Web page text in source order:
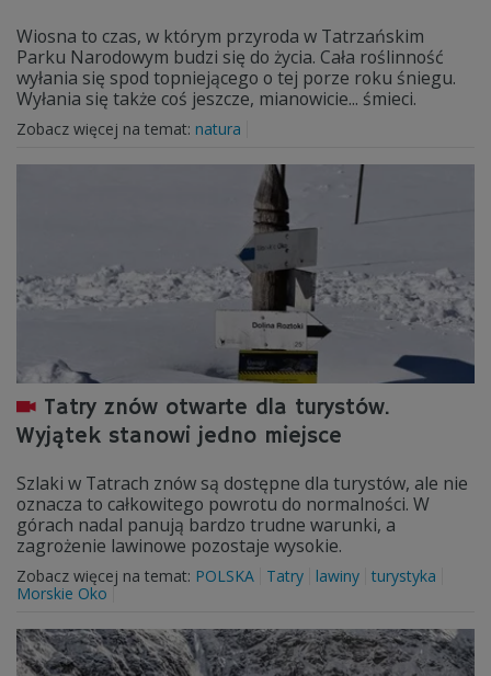
Wiosna to czas, w którym przyroda w Tatrzańskim
Parku Narodowym budzi się do życia. Cała roślinność
wyłania się spod topniejącego o tej porze roku śniegu.
Wyłania się także coś jeszcze, mianowicie... śmieci.
Zobacz więcej na temat: natura
Tatry znów otwarte dla turystów.
Wyjątek stanowi jedno miejsce
Szlaki w Tatrach znów są dostępne dla turystów, ale nie
oznacza to całkowitego powrotu do normalności. W
górach nadal panują bardzo trudne warunki, a
zagrożenie lawinowe pozostaje wysokie.
Zobacz więcej na temat: POLSKA Tatry lawiny turystyka
Morskie Oko